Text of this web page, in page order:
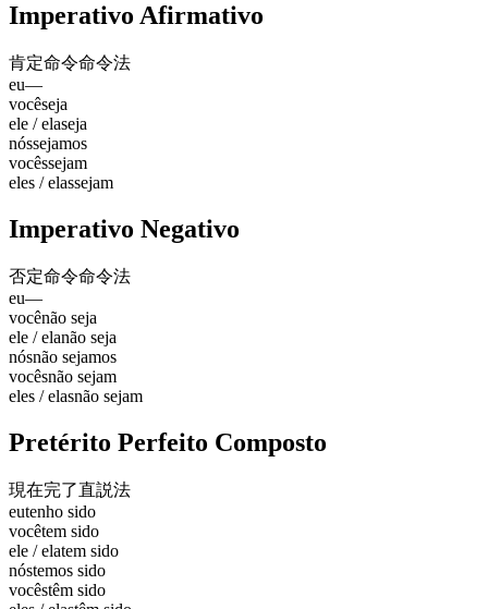
Imperativo Afirmativo
肯定命令命令法
eu—
vocêseja
ele / elaseja
nóssejamos
vocêssejam
eles / elassejam
Imperativo Negativo
否定命令命令法
eu—
vocênão seja
ele / elanão seja
nósnão sejamos
vocêsnão sejam
eles / elasnão sejam
Pretérito Perfeito Composto
現在完了直説法
eutenho sido
vocêtem sido
ele / elatem sido
nóstemos sido
vocêstêm sido